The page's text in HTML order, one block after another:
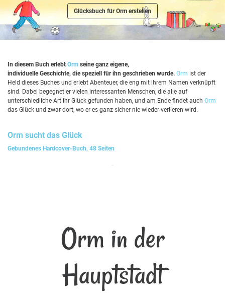
Glücksbuch für Orm erstellen
In diesem Buch erlebt Orm seine ganz eigene,
individuelle Geschichte, die speziell für ihn geschrieben wurde. Orm ist der
Held dieses Buches und erlebt Abenteuer, die eng mit ihrem Namen verknüpft
sind. Dabei begegnet er vielen interessanten Menschen, die alle auf
unterschiedliche Art ihr Glück gefunden haben, und am Ende findet auch Orm
das Glück und zwar dort, wo er es ganz sicher nie wieder verlieren wird.
Orm sucht das Glück
Gebundenes Hardcover-Buch, 48 Seiten
Orm in der
Hauptstadt